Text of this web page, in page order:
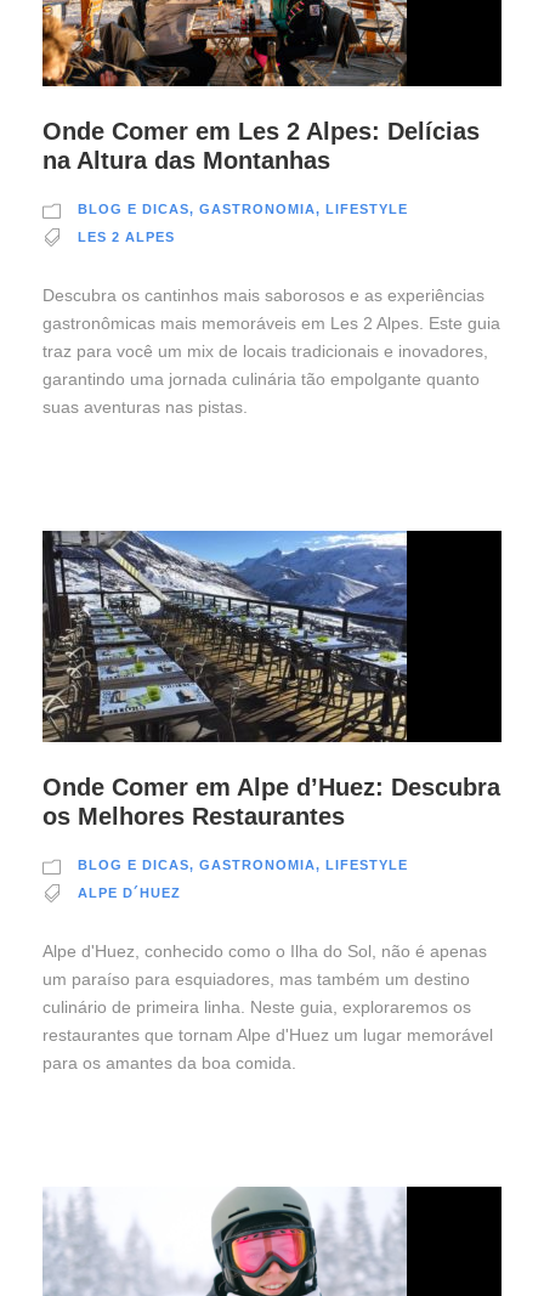
Onde Comer em Les 2 Alpes: Delícias
na Altura das Montanhas
BLOG E DICAS, GASTRONOMIA, LIFESTYLE
LES 2 ALPES
Descubra os cantinhos mais saborosos e as experiências
gastronômicas mais memoráveis em Les 2 Alpes. Este guia
traz para você um mix de locais tradicionais e inovadores,
garantindo uma jornada culinária tão empolgante quanto
suas aventuras nas pistas.
Onde Comer em Alpe d’Huez: Descubra
os Melhores Restaurantes
BLOG E DICAS, GASTRONOMIA, LIFESTYLE
ALPE D´HUEZ
Alpe d'Huez, conhecido como o Ilha do Sol, não é apenas
um paraíso para esquiadores, mas também um destino
culinário de primeira linha. Neste guia, exploraremos os
restaurantes que tornam Alpe d'Huez um lugar memorável
para os amantes da boa comida.